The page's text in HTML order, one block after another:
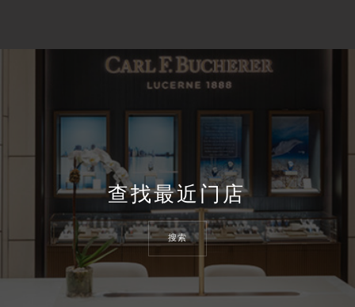
查找最近门店
搜索